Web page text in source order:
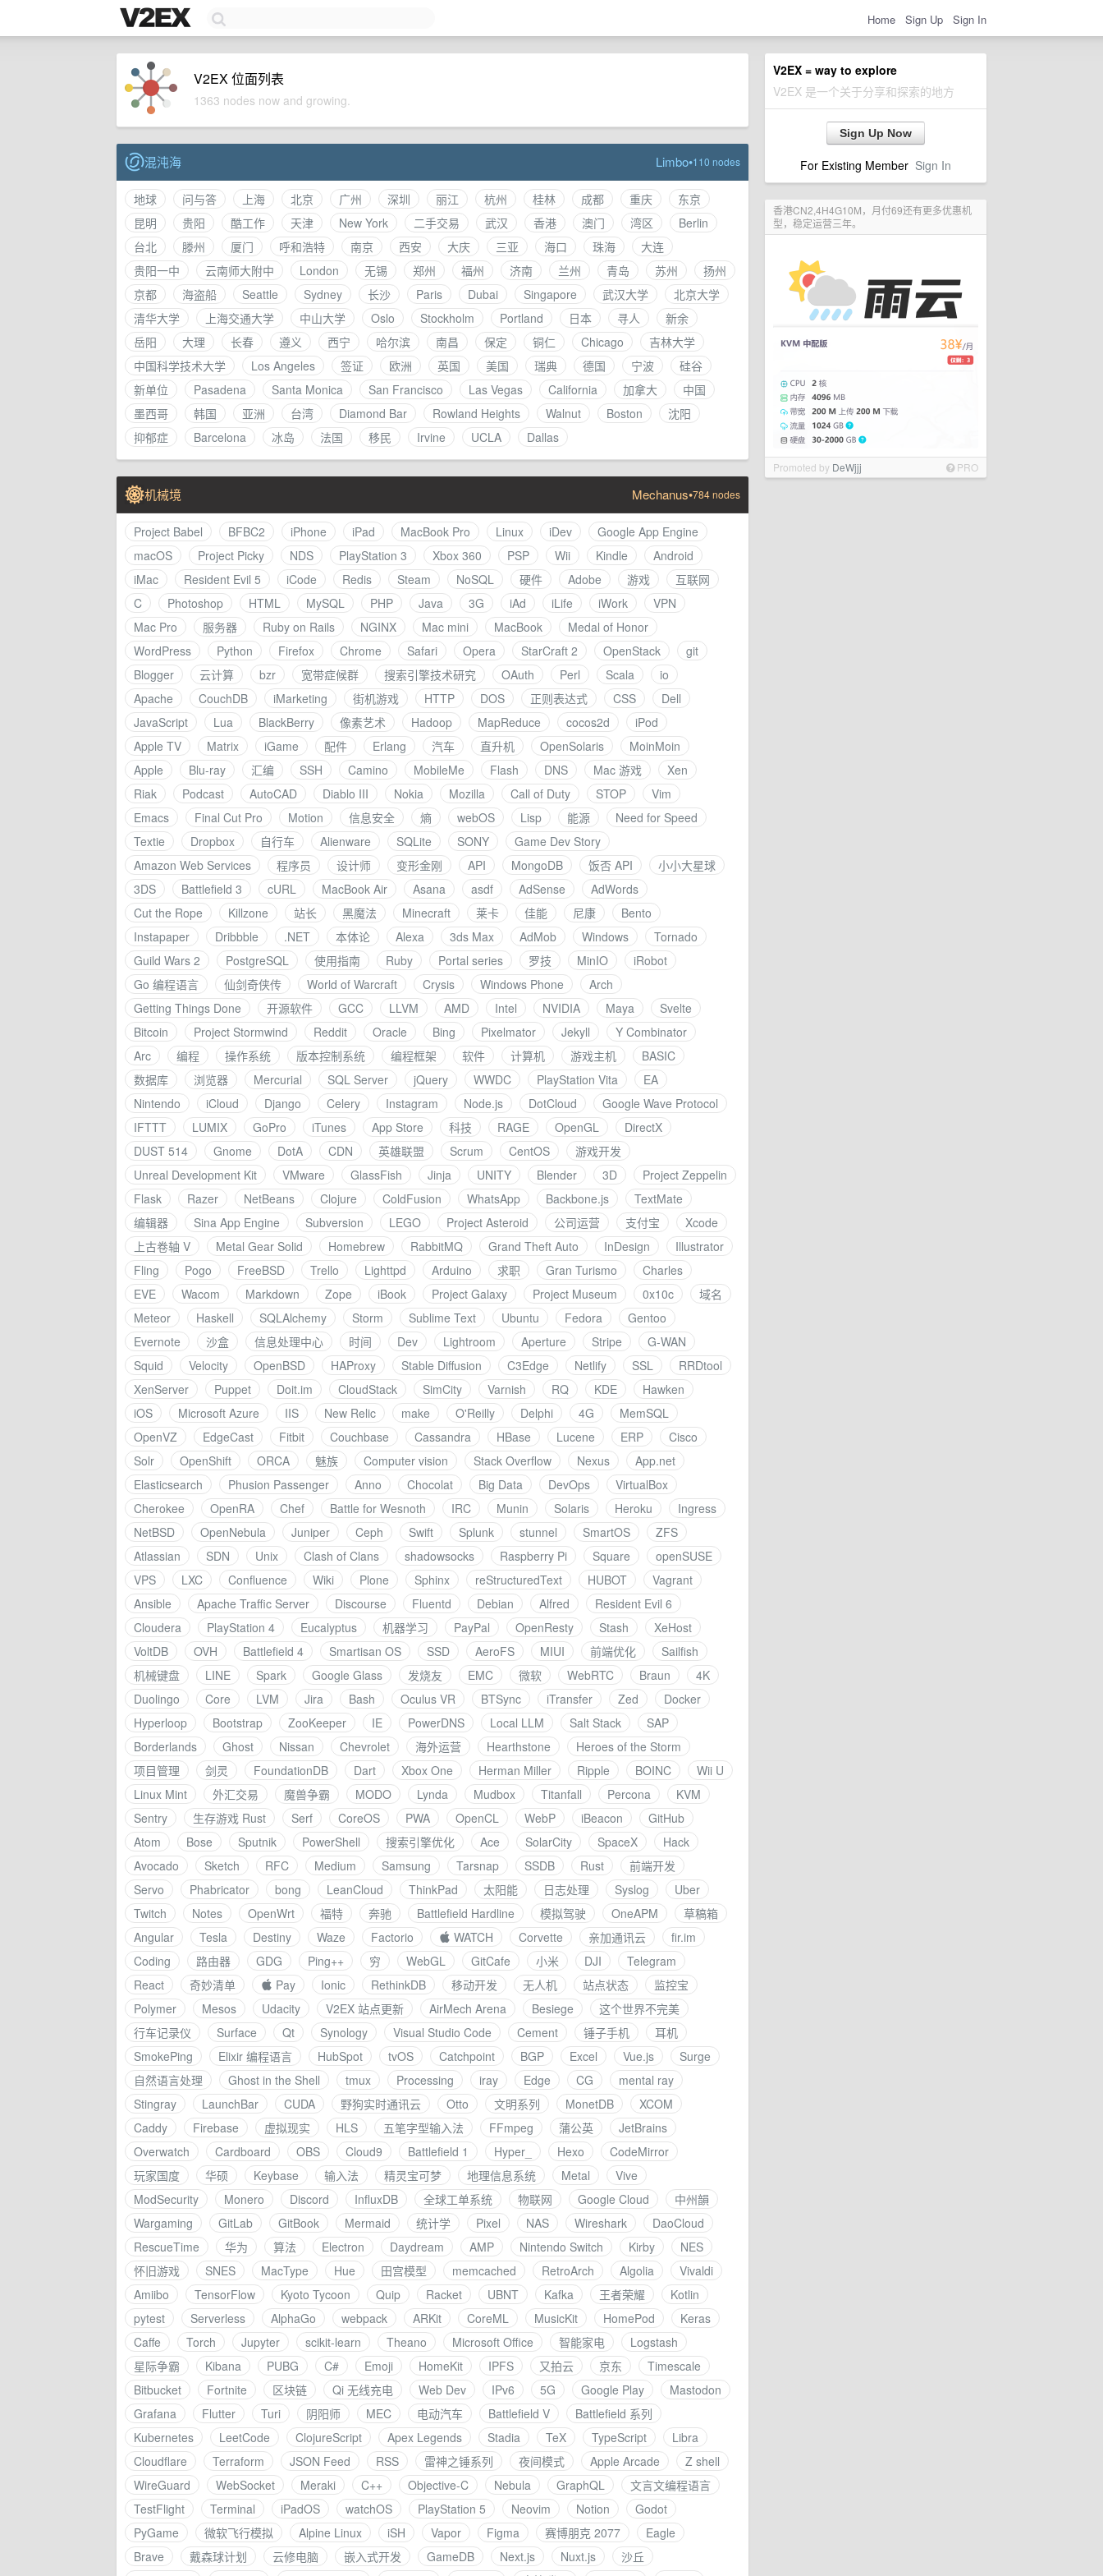
Home Sign Up Sign In
V2EX = way to explore
V2EX 是一个关于分享和探索的地方
Sign Up Now
For Existing Member Sign In
香港CN2,4H4G10M，月付69还有更多优惠机
型，稳定运营三年。
Promoted by DeWjjj PRO
V2EX 位面列表
1363 nodes now and growing.
混沌海 Limbo•110 nodes
地球 问与答 上海 北京 广州 深圳 丽江 杭州 桂林 成都 重庆
东京
昆明
贵阳 酷工作 天津 New York 二手交易 武汉 香港 澳门 湾区
Berlin
台北
滕州 厦门 呼和浩特 南京 西安 大庆 三亚 海口 珠海
大连
贵阳一中
云南师大附中 London 无锡 郑州 福州 济南 兰州 青岛 苏州
扬州
京都
海盗船 Seattle Sydney 长沙 Paris Dubai Singapore 武汉大学
北京大学
清华大学
上海交通大学 中山大学 Oslo Stockholm Portland 日本 寻人
新余
岳阳
大理 长春 遵义 西宁 哈尔滨 南昌 保定 铜仁 Chicago
吉林大学
中国科学技术大学
Los Angeles 签证 欧洲 英国 美国 瑞典 德国 宁波
硅谷
新单位
Pasadena Santa Monica San Francisco Las Vegas California 加拿大
中国
墨西哥
韩国 亚洲 台湾 Diamond Bar Rowland Heights Walnut Boston
沈阳
抑郁症
Barcelona 冰岛 法国 移民 Irvine UCLA Dallas
机械境 Mechanus•784 nodes
Project Babel BFBC2 iPhone iPad MacBook Pro Linux iDev
Google App Engine
macOS
Project Picky NDS PlayStation 3 Xbox 360 PSP Wii Kindle
Android
iMac
Resident Evil 5 iCode Redis Steam NoSQL 硬件 Adobe 游戏
互联网
C
Photoshop HTML MySQL PHP Java 3G iAd iLife iWork
VPN
Mac Pro
服务器 Ruby on Rails NGINX Mac mini MacBook
Medal of Honor
WordPress
Python Firefox Chrome Safari Opera StarCraft 2 OpenStack
git
Blogger
云计算 bzr 宽带症候群 搜索引擎技术研究 OAuth Perl Scala
io
Apache
CouchDB iMarketing 街机游戏 HTTP DOS 正则表达式 CSS
Dell
JavaScript
Lua BlackBerry 像素艺术 Hadoop MapReduce cocos2d
iPod
Apple TV
Matrix iGame 配件 Erlang 汽车 直升机 OpenSolaris
MoinMoin
Apple
Blu-ray 汇编 SSH Camino MobileMe Flash DNS Mac 游戏
Xen
Riak
Podcast AutoCAD Diablo III Nokia Mozilla Call of Duty STOP
Vim
Emacs
Final Cut Pro Motion 信息安全 熵 webOS Lisp 能源
Need for Speed
Textie
Dropbox 自行车 Alienware SQLite SONY
Game Dev Story
Amazon Web Services
程序员 设计师 变形金刚 API MongoDB 饭否 API
小小大星球
3DS
Battlefield 3 cURL MacBook Air Asana asdf AdSense
AdWords
Cut the Rope
Killzone 站长 黑魔法 Minecraft 莱卡 佳能 尼康
Bento
Instapaper
Dribbble .NET 本体论 Alexa 3ds Max AdMob Windows
Tornado
Guild Wars 2
PostgreSQL 使用指南 Ruby Portal series 罗技 MinIO
iRobot
Go 编程语言
仙剑奇侠传 World of Warcraft Crysis Windows Phone
Arch
Getting Things Done
开源软件 GCC LLVM AMD Intel NVIDIA Maya
Svelte
Bitcoin
Project Stormwind Reddit Oracle Bing Pixelmator Jekyll
Y Combinator
Arc
编程 操作系统 版本控制系统 编程框架 软件 计算机 游戏主机
BASIC
数据库
浏览器 Mercurial SQL Server jQuery WWDC PlayStation Vita
EA
Nintendo
iCloud Django Celery Instagram Node.js DotCloud
Google Wave Protocol
IFTTT
LUMIX GoPro iTunes App Store 科技 RAGE OpenGL
DirectX
DUST 514
Gnome DotA CDN 英雄联盟 Scrum CentOS
游戏开发
Unreal Development Kit
VMware GlassFish Jinja UNITY Blender 3D
Project Zeppelin
Flask
Razer NetBeans Clojure ColdFusion WhatsApp Backbone.js
TextMate
编辑器
Sina App Engine Subversion LEGO Project Asteroid 公司运营 支付宝
Xcode
上古卷轴 V
Metal Gear Solid Homebrew RabbitMQ Grand Theft Auto InDesign
Illustrator
Fling
Pogo FreeBSD Trello Lighttpd Arduino 求职 Gran Turismo
Charles
EVE
Wacom Markdown Zope iBook Project Galaxy Project Museum 0x10c
域名
Meteor
Haskell SQLAlchemy Storm Sublime Text Ubuntu Fedora
Gentoo
Evernote
沙盒 信息处理中心 时间 Dev Lightroom Aperture Stripe
G-WAN
Squid
Velocity OpenBSD HAProxy Stable Diffusion C3Edge Netlify SSL
RRDtool
XenServer
Puppet Doit.im CloudStack SimCity Varnish RQ KDE
Hawken
iOS
Microsoft Azure IIS New Relic make O'Reilly Delphi 4G
MemSQL
OpenVZ
EdgeCast Fitbit Couchbase Cassandra HBase Lucene ERP
Cisco
Solr
OpenShift ORCA 魅族 Computer vision Stack Overflow Nexus
App.net
Elasticsearch
Phusion Passenger Anno Chocolat Big Data DevOps
VirtualBox
Cherokee
OpenRA Chef Battle for Wesnoth IRC Munin Solaris Heroku
Ingress
NetBSD
OpenNebula Juniper Ceph Swift Splunk stunnel SmartOS
ZFS
Atlassian
SDN Unix Clash of Clans shadowsocks Raspberry Pi Square
openSUSE
VPS
LXC Confluence Wiki Plone Sphinx reStructuredText HUBOT
Vagrant
Ansible
Apache Traffic Server Discourse Fluentd Debian Alfred
Resident Evil 6
Cloudera
PlayStation 4 Eucalyptus 机器学习 PayPal OpenResty Stash
XeHost
VoltDB
OVH Battlefield 4 Smartisan OS SSD AeroFS MIUI 前端优化
Sailfish
机械键盘
LINE Spark Google Glass 发烧友 EMC 微软 WebRTC Braun
4K
Duolingo
Core LVM Jira Bash Oculus VR BTSync iTransfer Zed
Docker
Hyperloop
Bootstrap ZooKeeper IE PowerDNS Local LLM Salt Stack
SAP
Borderlands
Ghost Nissan Chevrolet 海外运营 Hearthstone
Heroes of the Storm
项目管理
剑灵 FoundationDB Dart Xbox One Herman Miller Ripple BOINC
Wii U
Linux Mint
外汇交易 魔兽争霸 MODO Lynda Mudbox Titanfall Percona
KVM
Sentry
生存游戏 Rust Serf CoreOS PWA OpenCL WebP iBeacon
GitHub
Atom
Bose Sputnik PowerShell 搜索引擎优化 Ace SolarCity SpaceX
Hack
Avocado
Sketch RFC Medium Samsung Tarsnap SSDB Rust
前端开发
Servo
Phabricator bong LeanCloud ThinkPad 太阳能 日志处理 Syslog
Uber
Twitch
Notes OpenWrt 福特 奔驰 Battlefield Hardline 模拟驾驶 OneAPM
草稿箱
Angular
Tesla Destiny Waze Factorio  WATCH Corvette 亲加通讯云
fir.im
Coding
路由器 GDG Ping++ 穷 WebGL GitCafe 小米 DJI
Telegram
React
奇妙清单  Pay Ionic RethinkDB 移动开发 无人机 站点状态
监控宝
Polymer
Mesos Udacity V2EX 站点更新 AirMech Arena Besiege
这个世界不完美
行车记录仪
Surface Qt Synology Visual Studio Code Cement 锤子手机
耳机
SmokePing
Elixir 编程语言 HubSpot tvOS Catchpoint BGP Excel Vue.js
Surge
自然语言处理
Ghost in the Shell tmux Processing iray Edge CG
mental ray
Stingray
LaunchBar CUDA 野狗实时通讯云 Otto 文明系列 MonetDB
XCOM
Caddy
Firebase 虚拟现实 HLS 五笔字型输入法 FFmpeg 蒲公英
JetBrains
Overwatch
Cardboard OBS Cloud9 Battlefield 1 Hyper_ Hexo
CodeMirror
玩家国度
华硕 Keybase 输入法 精灵宝可梦 地理信息系统 Metal
Vive
ModSecurity
Monero Discord InfluxDB 全球工单系统 物联网 Google Cloud
中州韻
Wargaming
GitLab GitBook Mermaid 统计学 Pixel NAS Wireshark
DaoCloud
RescueTime
华为 算法 Electron Daydream AMP Nintendo Switch Kirby
NES
怀旧游戏
SNES MacType Hue 田宫模型 memcached RetroArch Algolia
Vivaldi
Amiibo
TensorFlow Kyoto Tycoon Quip Racket UBNT Kafka 王者荣耀
Kotlin
pytest
Serverless AlphaGo webpack ARKit CoreML MusicKit HomePod
Keras
Caffe
Torch Jupyter scikit-learn Theano Microsoft Office 智能家电
Logstash
星际争霸
Kibana PUBG C# Emoji HomeKit IPFS 又拍云 京东
Timescale
Bitbucket
Fortnite 区块链 Qi 无线充电 Web Dev IPv6 5G Google Play
Mastodon
Grafana
Flutter Turi 阴阳师 MEC 电动汽车 Battlefield V
Battlefield 系列
Kubernetes
LeetCode ClojureScript Apex Legends Stadia TeX TypeScript
Libra
Cloudflare
Terraform JSON Feed RSS 雷神之锤系列 夜间模式 Apple Arcade
Z shell
WireGuard
WebSocket Meraki C++ Objective-C Nebula GraphQL
文言文编程语言
TestFlight
Terminal iPadOS watchOS PlayStation 5 Neovim Notion
Godot
PyGame
微软飞行模拟 Alpine Linux iSH Vapor Figma 赛博朋克 2077
Eagle
Brave
戴森球计划 云修电脑 嵌入式开发 GameDB Next.js Nuxt.js
沙丘